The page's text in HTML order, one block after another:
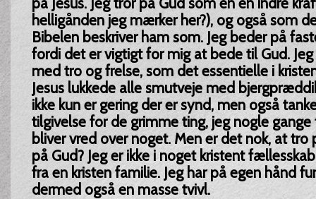
helligånden jeg mærker her?), og også som
Bibelen beskriver ham som. Jeg beder på
fordi det er vigtigt for mig at bede til Gud.
med tro og frelse, som det essentielle i
Jesus lukkede alle smutveje med
ikke kun er gering der er synd, men også
tilgivelse for de grimme ting, jeg nogle
bliver vred over noget. Men er det nok, at tro
på Gud? Jeg er ikke i noget kristent
fra en kristen familie. Jeg har på egen hånd
dermed også en masse tvivl.